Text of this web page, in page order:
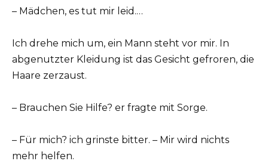
– Mädchen, es tut mir leid.…
Ich drehe mich um, ein Mann steht vor mir. In
abgenutzter Kleidung ist das Gesicht gefroren, die
Haare zerzaust.
– Brauchen Sie Hilfe? er fragte mit Sorge.
– Für mich? ich grinste bitter. – Mir wird nichts
mehr helfen.